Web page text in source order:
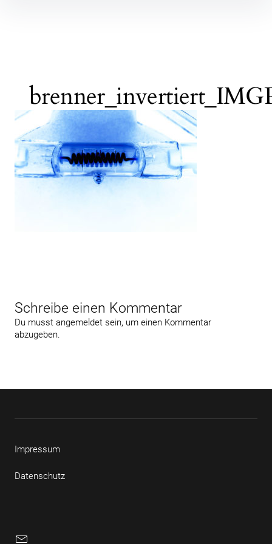
Schreibe einen Kommentar
Du musst angemeldet sein, um einen Kommentar
abzugeben.
Impressum
Datenschutz
E-